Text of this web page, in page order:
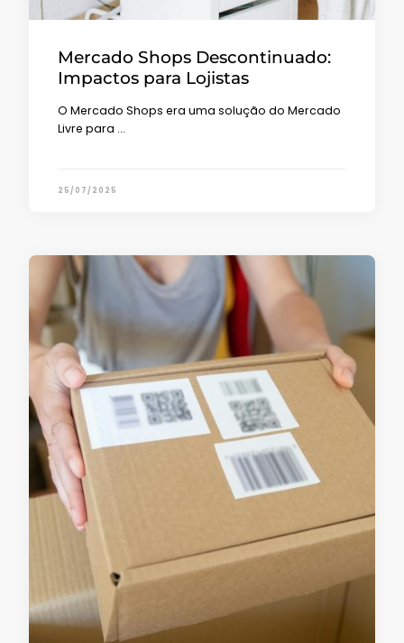
Mercado Shops Descontinuado:
Impactos para Lojistas
O Mercado Shops era uma solução do Mercado
Livre para …
25/07/2025